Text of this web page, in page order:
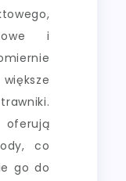
i
co
go do